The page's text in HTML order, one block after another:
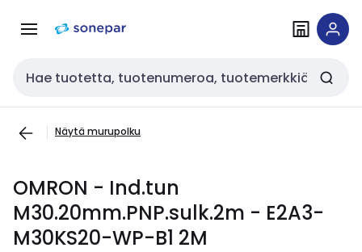
navigointiinsisältöön
Haku
Näytä murupolku
OMRON - Ind.tun
M30.20mm.PNP.sulk.2m - E2A3-
M30KS20-WP-B1 2M